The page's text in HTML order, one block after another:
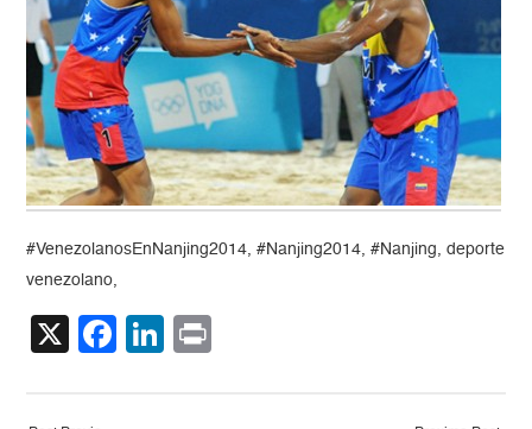
#VenezolanosEnNanjing2014, #Nanjing2014, #Nanjing, deporte
venezolano,
X Facebook
LinkedIn